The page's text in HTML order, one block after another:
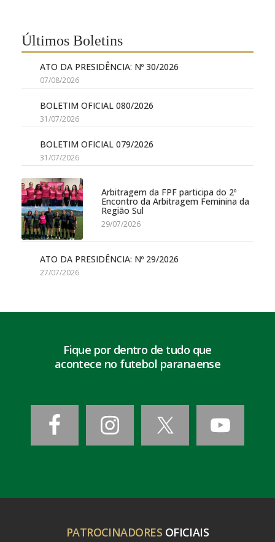
Últimos Boletins
ATO DA PRESIDÊNCIA: Nº 30/2026
07/08/2026
BOLETIM OFICIAL 080/2026
31/07/2026
BOLETIM OFICIAL 079/2026
31/07/2026
Arbitragem da FPF participa do 2º
Encontro da Arbitragem Feminina da
Região Sul
29/07/2026
ATO DA PRESIDÊNCIA: Nº 29/2026
27/07/2026
Fique por dentro de tudo que
acontece no futebol paranaense
PATROCINADORES OFICIAIS